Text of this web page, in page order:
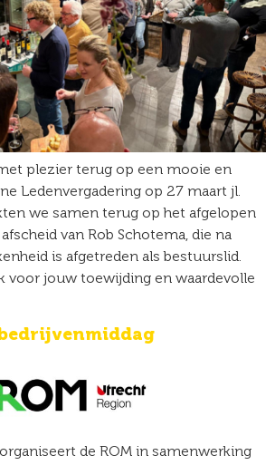
plezier terug op een mooie en
Ledenvergadering op 27 maart jl.
we samen terug op het afgelopen
van Rob Schotema, die na
is afgetreden als bestuurslid.
voor jouw toewijding en waardevolle
de ROM in samenwerking